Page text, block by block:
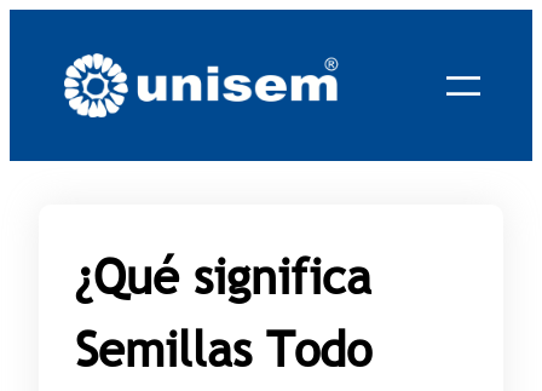
contenido
¿Qué significa
Semillas Todo